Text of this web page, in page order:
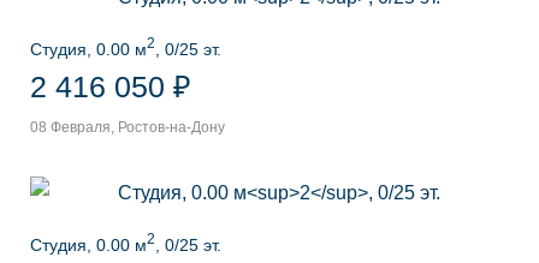
Студия, 0.00 м2 , 0/25 эт.
2 416 050 ₽
08 Февраля, Ростов-на-Дону
Студия, 0.00 м2 , 0/25 эт.